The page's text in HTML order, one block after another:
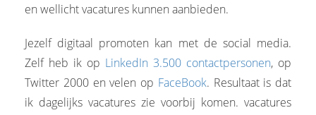
en wellicht vacatures kunnen aanbieden.
Jezelf digitaal promoten kan met de social media.
Zelf heb ik op LinkedIn 3.500 contactpersonen, op
Twitter 2000 en velen op FaceBook. Resultaat is dat
ik dagelijks vacatures zie voorbij komen. vacatures